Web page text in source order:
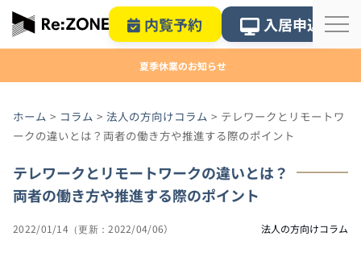
内覧予約 入居申込
夏季休業のお知らせ
ホーム > コラム > 法人の方向けコラム > テレワークとリモートワ
ークの違いとは？両者の働き方や推進する際のポイント
テレワークとリモートワークの違いとは？
両者の働き方や推進する際のポイント
2022/01/14 2022/04/06 法人の方向けコラム